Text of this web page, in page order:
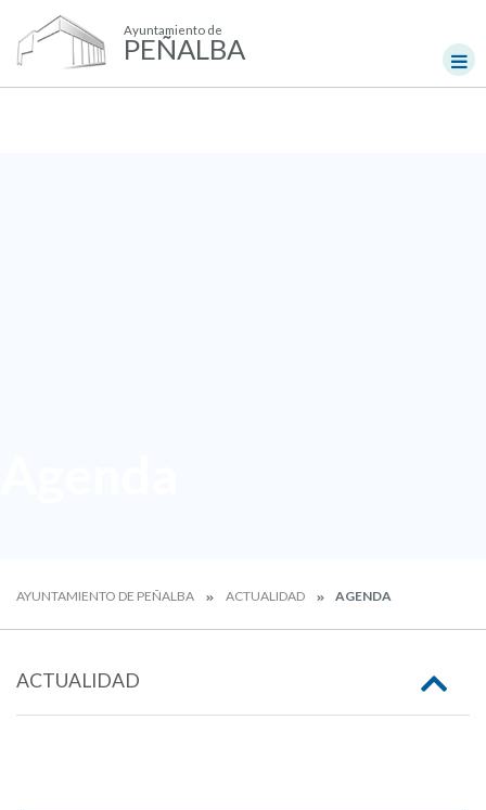
Ayuntamiento de
PEÑALBA
AYUNTAMIENTO DE PEÑALBA ACTUALIDAD AGENDA
ACTUALIDAD